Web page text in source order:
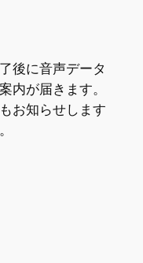
後に音声データ
内が届きます。
お知らせします